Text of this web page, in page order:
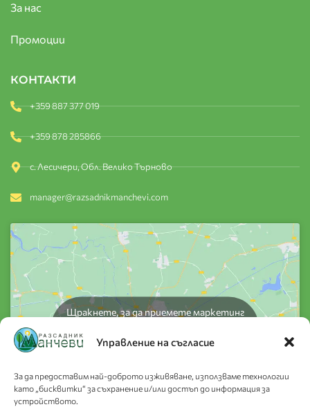
Управление на съгласие
За да предоставим най-доброто изживяване, използваме технологии
като „бисквитки“ за съхранение и/или достъп до информация за
устройството.
За нас
Промоции
КОНТАКТИ
+359 887 377 019
+359 878 285866
с. Лесичери, Обл. Велико Търново
manager@razsadnikmanchevi.com
Щракнете, за да приемете маркетинг
съдържание